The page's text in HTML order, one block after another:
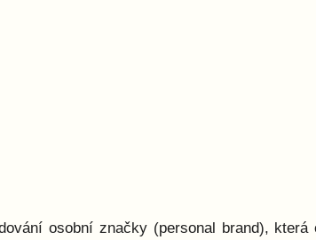
osobní značky (personal brand), která